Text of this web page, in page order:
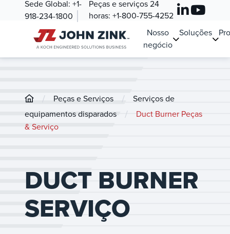
Sede Global: +1-
918-234-1800
Peças e serviços 24
horas:+1-800-755-4252
Nosso
negócio
Soluções
/ Peças e Serviços /
Serviços de
equipamentos disparados
/
Duct Burner Peças
& Serviço
DUCT BURNER
SERVIÇO